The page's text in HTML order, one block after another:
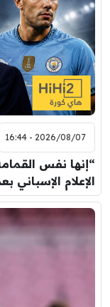
2026/08/07 - 16:44
“إنها نفس
الإعلام الإسباني